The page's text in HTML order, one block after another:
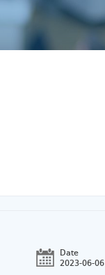
Date
2023-06-06